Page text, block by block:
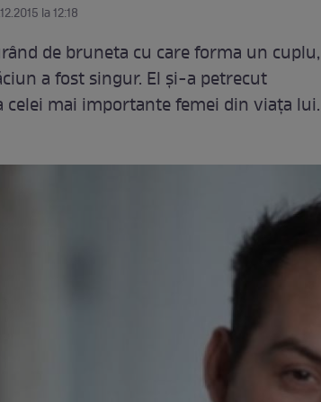
la 12:18
de bruneta cu care forma un cuplu,
a fost singur. El şi-a petrecut
mai importante femei din viaţa lui.